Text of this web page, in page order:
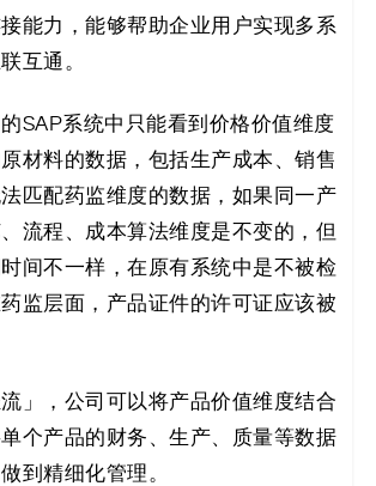
能力，能够帮助企业用户实现多系
互通。
SAP系统中只能看到价格价值维度
材料的数据，包括生产成本、销售
匹配药监维度的数据，如果同一产
流程、成本算法维度是不变的，但
间不一样，在原有系统中是不被检
监层面，产品证件的许可证应该被
」，公司可以将产品价值维度结合
个产品的财务、生产、质量等数据
到精细化管理。